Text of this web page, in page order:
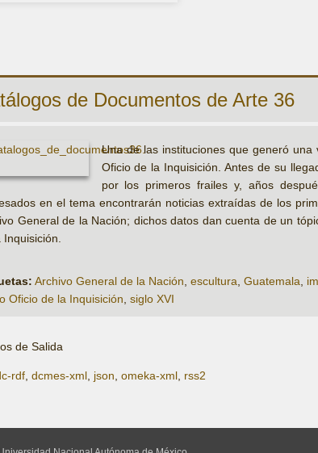
de Documentos de Arte 36
Una de las instituciones que generó
Oficio de la Inquisición. Antes de su
por los primeros frailes y, años
en el tema encontrarán noticias extraídas de los
General de la Nación; dichos datos dan cuenta de un
Inquisición.
Archivo General de la Nación, escultura, Guatemala,
Oficio de la Inquisición, siglo XVI
de Salida
rdf dcmes-xml json omeka-xml rss2